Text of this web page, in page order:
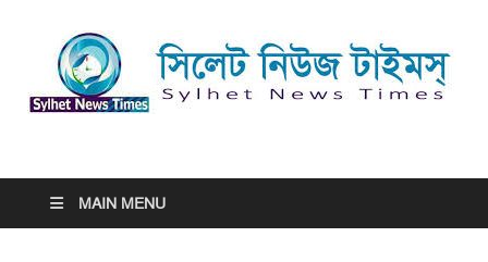
সিলেট নিউজ টাইমস্ | Sylhet
News Times
MAIN MENU